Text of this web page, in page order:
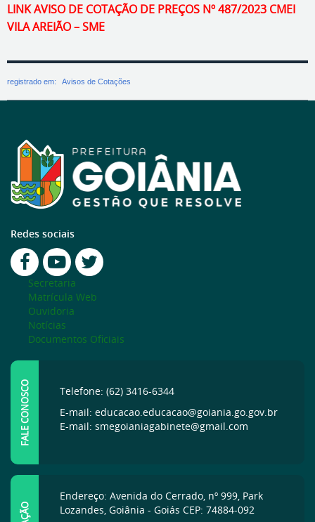
LINK AVISO DE COTAÇÃO DE PREÇOS Nº 487/2023 CMEI
VILA AREIÃO – SME
registrado em: Avisos de Cotações
Redes sociais
Secretaria
Matrícula Web
Ouvidoria
Notícias
Documentos Oficiais
FALE CONOSCO
Telefone: (62) 3416-6344
E-mail: educacao.educacao@goiania.go.gov.br
E-mail: smegoianiagabinete@gmail.com
Endereço: Avenida do Cerrado, nº 999, Park
Lozandes, Goiânia - Goiás CEP: 74884-092